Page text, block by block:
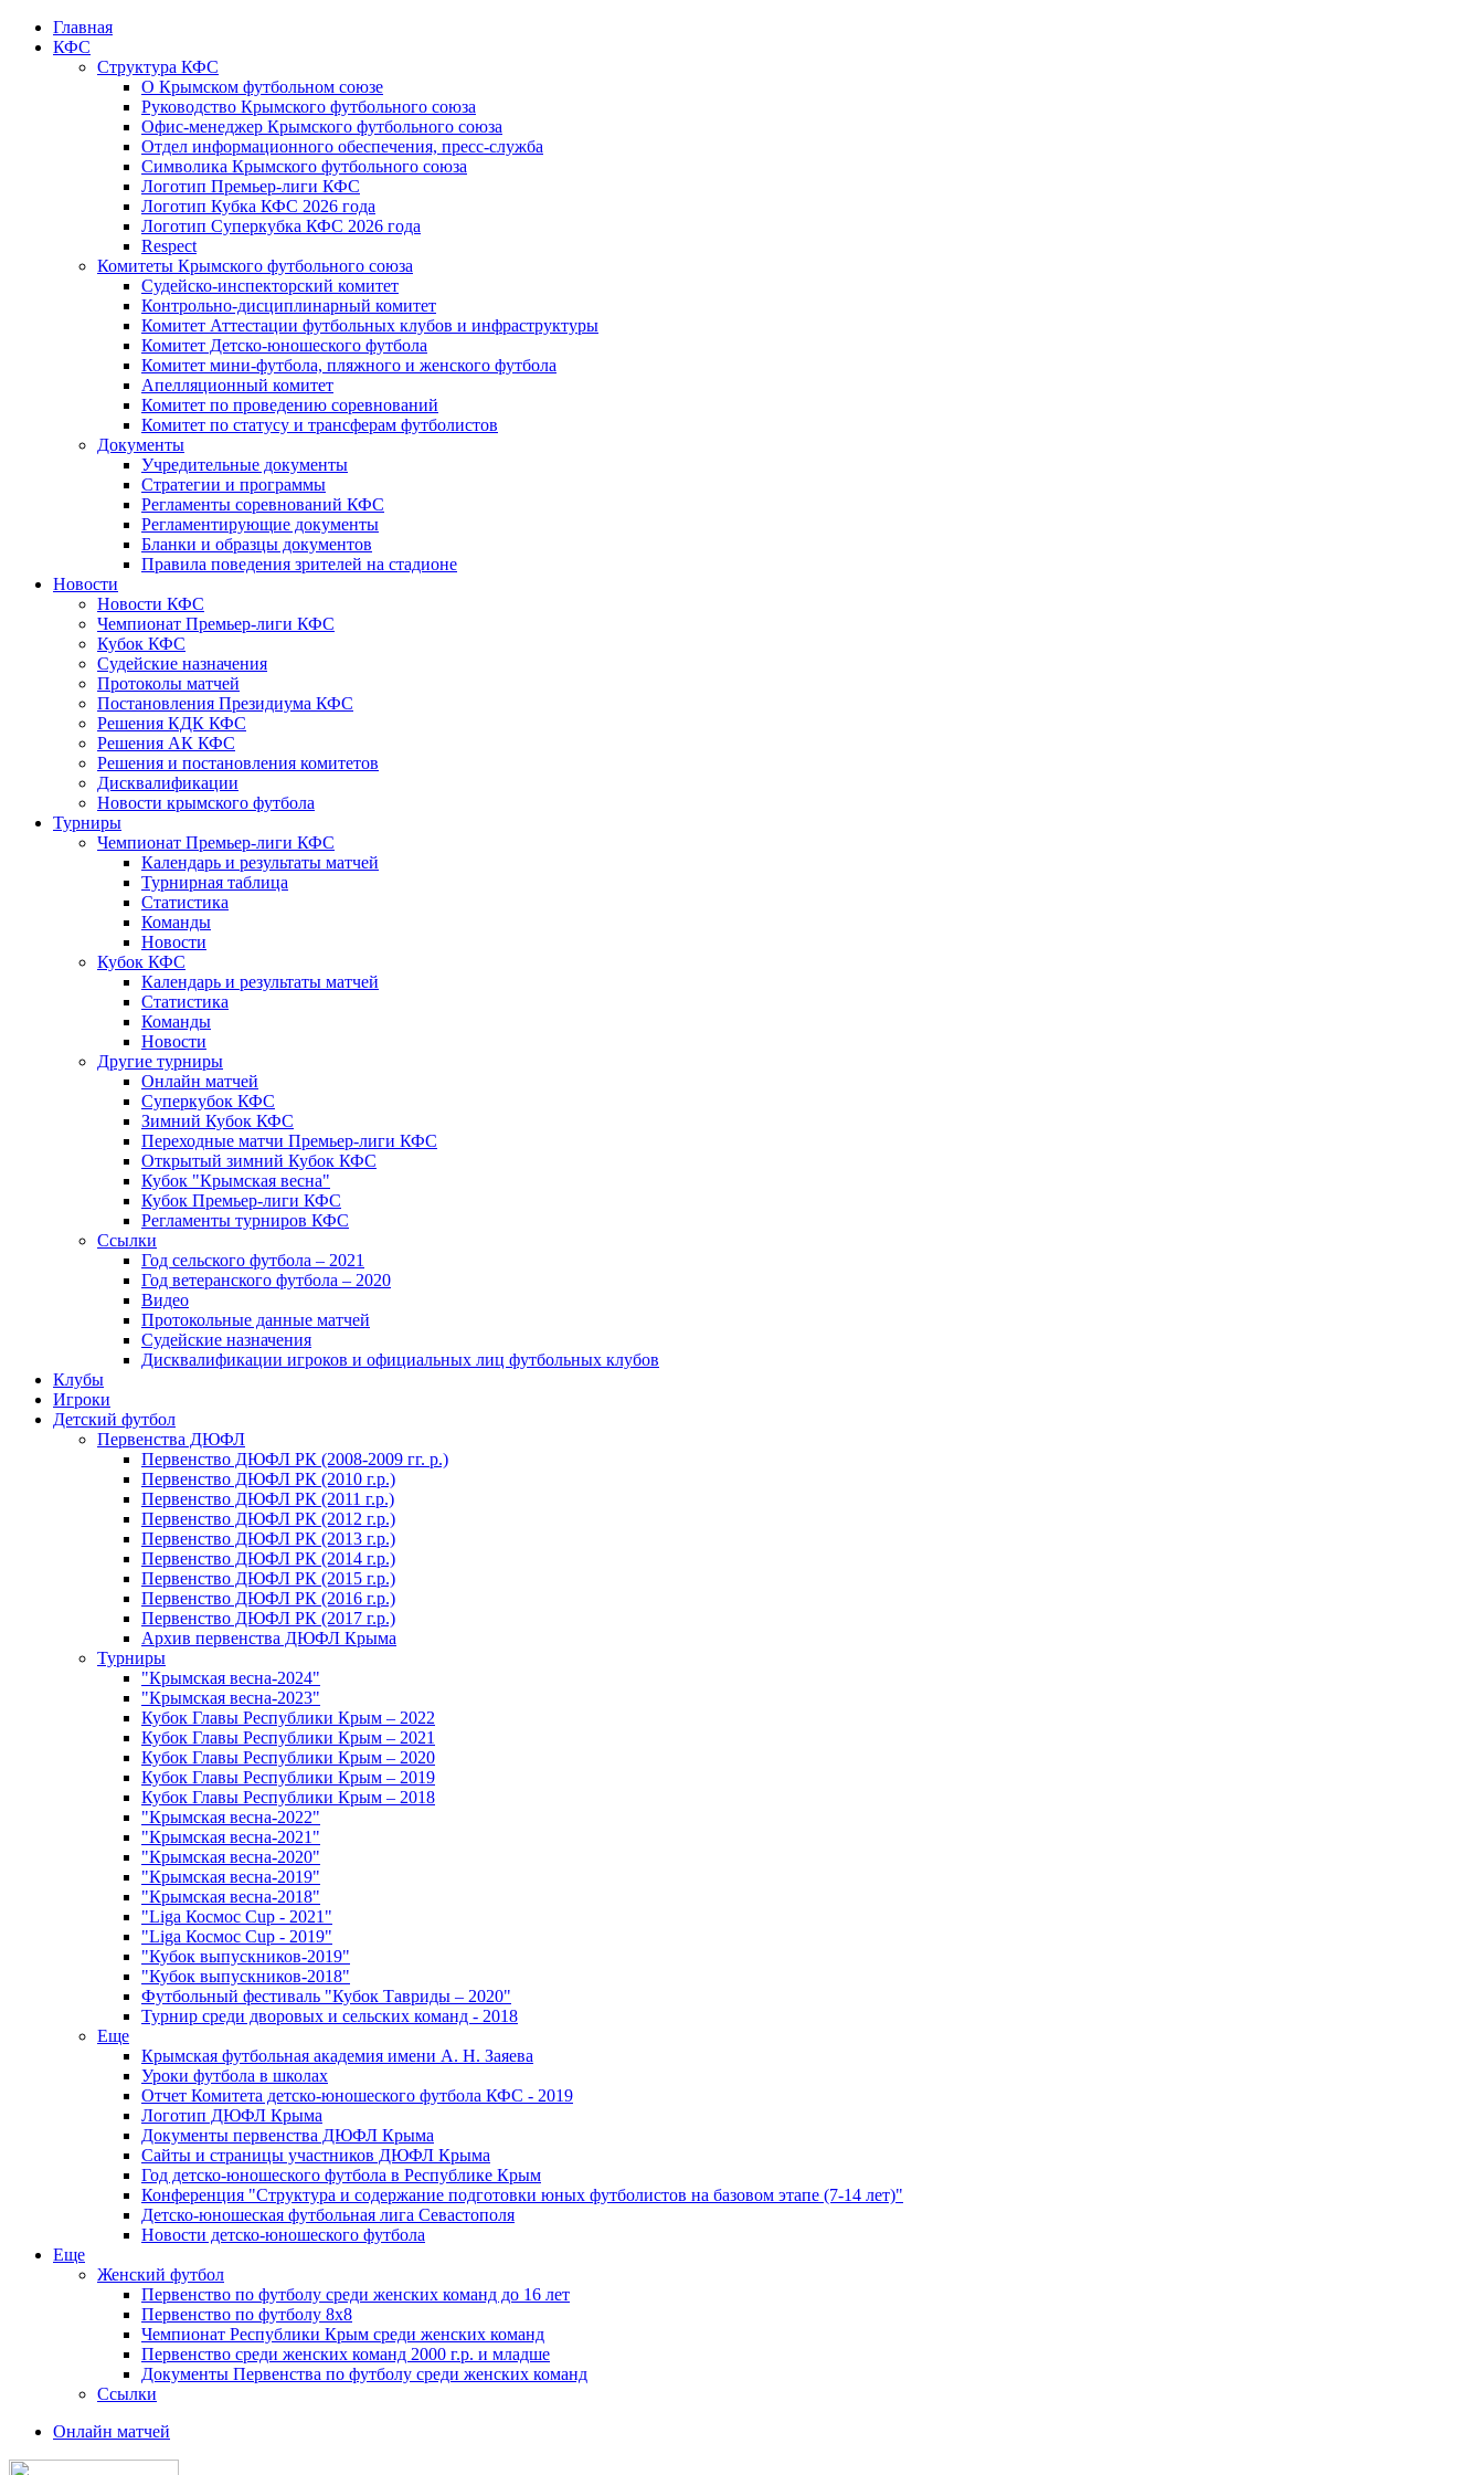
Главная
КФС
Структура КФС
О Крымском футбольном союзе
Руководство Крымского футбольного союза
Офис-менеджер Крымского футбольного союза
Отдел информационного обеспечения, пресс-служба
Символика Крымского футбольного союза
Логотип Премьер-лиги КФС
Логотип Кубка КФС 2026 года
Логотип Суперкубка КФС 2026 года
Respect
Комитеты Крымского футбольного союза
Судейско-инспекторский комитет
Контрольно-дисциплинарный комитет
Комитет Аттестации футбольных клубов и инфраструктуры
Комитет Детско-юношеского футбола
Комитет мини-футбола, пляжного и женского футбола
Апелляционный комитет
Комитет по проведению соревнований
Комитет по статусу и трансферам футболистов
Документы
Учредительные документы
Стратегии и программы
Регламенты соревнований КФС
Регламентирующие документы
Бланки и образцы документов
Правила поведения зрителей на стадионе
Новости
Новости КФС
Чемпионат Премьер-лиги КФС
Кубок КФС
Судейские назначения
Протоколы матчей
Постановления Президиума КФС
Решения КДК КФС
Решения АК КФС
Решения и постановления комитетов
Дисквалификации
Новости крымского футбола
Турниры
Чемпионат Премьер-лиги КФС
Календарь и результаты матчей
Турнирная таблица
Статистика
Команды
Новости
Кубок КФС
Календарь и результаты матчей
Статистика
Команды
Новости
Другие турниры
Онлайн матчей
Суперкубок КФС
Зимний Кубок КФС
Переходные матчи Премьер-лиги КФС
Открытый зимний Кубок КФС
Кубок "Крымская весна"
Кубок Премьер-лиги КФС
Регламенты турниров КФС
Ссылки
Год сельского футбола – 2021
Год ветеранского футбола – 2020
Видео
Протокольные данные матчей
Судейские назначения
Дисквалификации игроков и официальных лиц футбольных клубов
Клубы
Игроки
Детский футбол
Первенства ДЮФЛ
Первенство ДЮФЛ РК (2008-2009 гг. р.)
Первенство ДЮФЛ РК (2010 г.р.)
Первенство ДЮФЛ РК (2011 г.р.)
Первенство ДЮФЛ РК (2012 г.р.)
Первенство ДЮФЛ РК (2013 г.р.)
Первенство ДЮФЛ РК (2014 г.р.)
Первенство ДЮФЛ РК (2015 г.р.)
Первенство ДЮФЛ РК (2016 г.р.)
Первенство ДЮФЛ РК (2017 г.р.)
Архив первенства ДЮФЛ Крыма
Турниры
"Крымская весна-2024"
"Крымская весна-2023"
Кубок Главы Республики Крым – 2022
Кубок Главы Республики Крым – 2021
Кубок Главы Республики Крым – 2020
Кубок Главы Республики Крым – 2019
Кубок Главы Республики Крым – 2018
"Крымская весна-2022"
"Крымская весна-2021"
"Крымская весна-2020"
"Крымская весна-2019"
"Крымская весна-2018"
"Liga Космос Cup - 2021"
"Liga Космос Cup - 2019"
"Кубок выпускников-2019"
"Кубок выпускников-2018"
Футбольный фестиваль "Кубок Тавриды – 2020"
Турнир среди дворовых и сельских команд - 2018
Еще
Крымская футбольная академия имени А. Н. Заяева
Уроки футбола в школах
Отчет Комитета детско-юношеского футбола КФС - 2019
Логотип ДЮФЛ Крыма
Документы первенства ДЮФЛ Крыма
Сайты и страницы участников ДЮФЛ Крыма
Год детско-юношеского футбола в Республике Крым
Конференция "Структура и содержание подготовки юных футболистов на базовом этапе (7-14 лет)"
Детско-юношеская футбольная лига Севастополя
Новости детско-юношеского футбола
Еще
Женский футбол
Первенство по футболу среди женских команд до 16 лет
Первенство по футболу 8х8
Чемпионат Республики Крым среди женских команд
Первенство среди женских команд 2000 г.р. и младше
Документы Первенства по футболу среди женских команд
Ссылки
Онлайн матчей